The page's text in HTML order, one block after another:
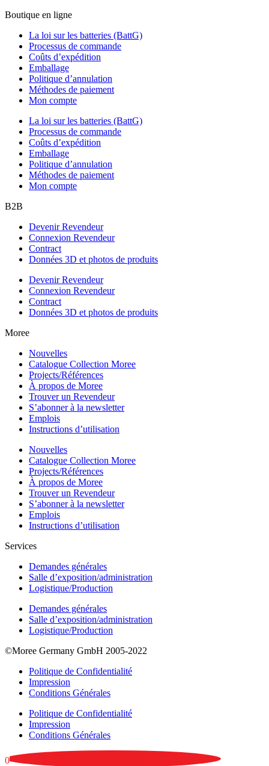
Boutique en ligne
La loi sur les batteries (BattG)
Processus de commande
Coûts d’expédition
Emballage
Politique d’annulation
Méthodes de paiement
Mon compte
La loi sur les batteries (BattG)
Processus de commande
Coûts d’expédition
Emballage
Politique d’annulation
Méthodes de paiement
Mon compte
B2B
Devenir Revendeur
Connexion Revendeur
Contract
Données 3D et photos de produits
Devenir Revendeur
Connexion Revendeur
Contract
Données 3D et photos de produits
Moree
Nouvelles
Catalogue Collection Moree
Projects/Références
À propos de Moree
Trouver un Revendeur
S’abonner à la newsletter
Emplois
Instructions d’utilisation
Nouvelles
Catalogue Collection Moree
Projects/Références
À propos de Moree
Trouver un Revendeur
S’abonner à la newsletter
Emplois
Instructions d’utilisation
Services
Demandes générales
Salle d’exposition/administration
Logistique/Production
Demandes générales
Salle d’exposition/administration
Logistique/Production
©Moree Germany GmbH 2005-2022
Politique de Confidentialité
Impression
Conditions Générales
Politique de Confidentialité
Impression
Conditions Générales
0